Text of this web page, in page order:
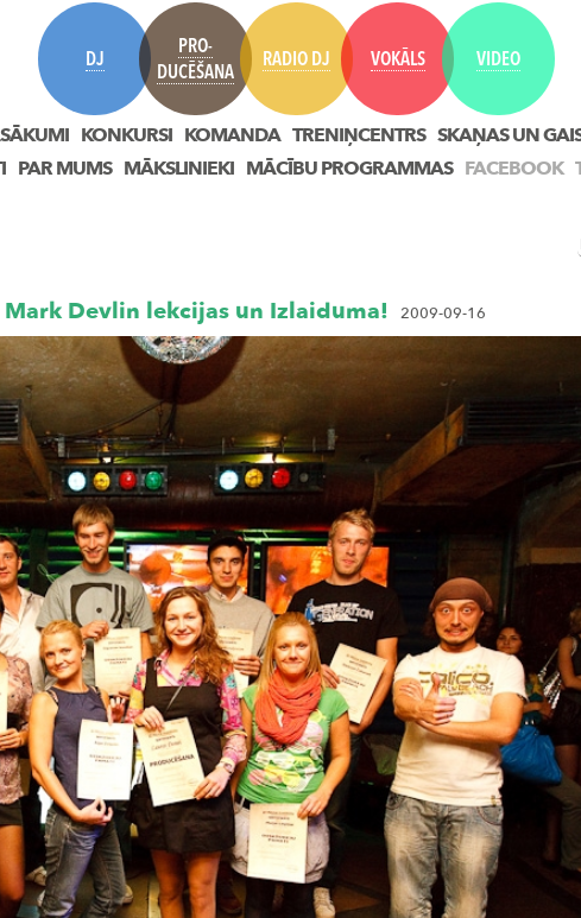
DJ
PRO-
DUCĒŠANA
RADIO DJ VOKĀLS VIDEO
KONKURSI KOMANDA TRENIŅCENTRS SKAŅAS UN
PAR MUMS MĀKSLINIEKI MĀCĪBU PROGRAMMAS FACEBOOK
Devlin lekcijas un Izlaiduma! 2009-09-16